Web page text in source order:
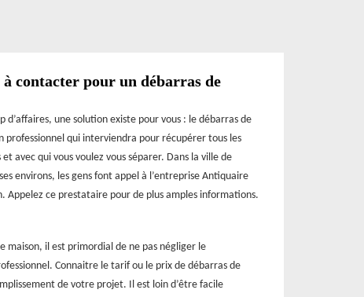
contacter pour un débarras de
d’affaires, une solution existe pour vous : le débarras de
professionnel qui interviendra pour récupérer tous les
avec qui vous voulez vous séparer. Dans la ville de
environs, les gens font appel à l’entreprise Antiquaire
Appelez ce prestataire pour de plus amples informations.
il est primordial de ne pas négliger le
Connaitre le tarif ou le prix de débarras de
de votre projet. Il est loin d’être facile